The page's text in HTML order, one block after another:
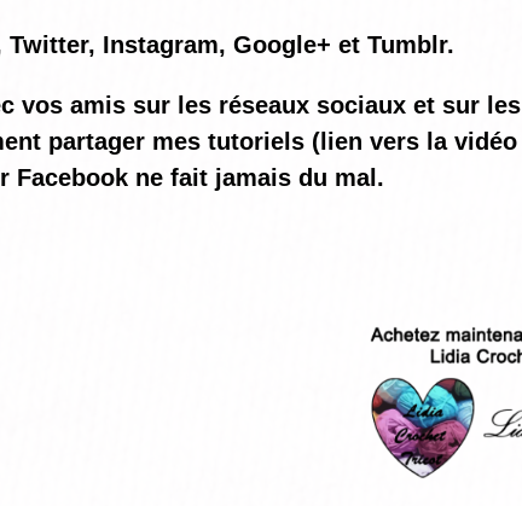
Instagram, Google+ et Tumblr.
vos amis sur les réseaux sociaux et sur
partager mes tutoriels (lien vers la
Facebook ne fait jamais du mal.